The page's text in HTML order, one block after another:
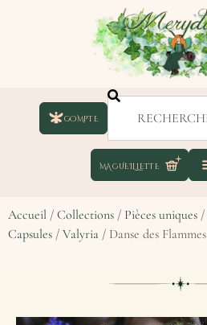
COMPTE
Accueil / Collections / Pièces uniques /
Capsules / Valyria / Danse des Flammes